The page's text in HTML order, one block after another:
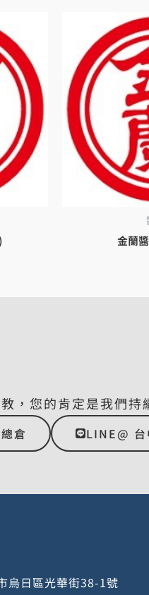
金蘭
，您的肯定是我們
倉 LINE@ 台
烏日區光華街38-1號